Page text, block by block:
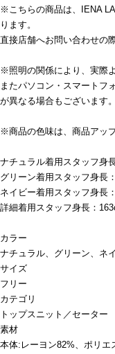
※こちらの商品は、IENA
ります。
直接店舗へお問い合わせの
※照明の関係により、実際
またパソコン・スマートフ
が異なる場合もございます。
※商品の色味は、商品アッ
ナチュラル着用スタッフ身
グリーン着用スタッフ身長
ネイビー着用スタッフ身長
詳細着用スタッフ身長：
カラー
ナチュラル、グリーン、ネ
サイズ
フリー
カテゴリ
トップスニット／セーター
素材
本体:レーヨン82%、ポリエ